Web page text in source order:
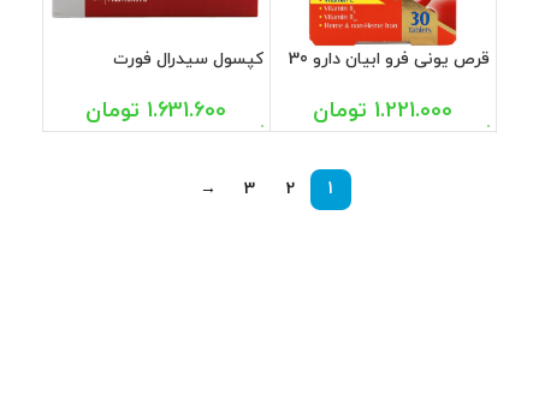
قرص یونی فرو ابیان دارو 30
1.221.000 تومان
کپسول سیدرال فورت
1.631.600 تومان
1
2
3
→